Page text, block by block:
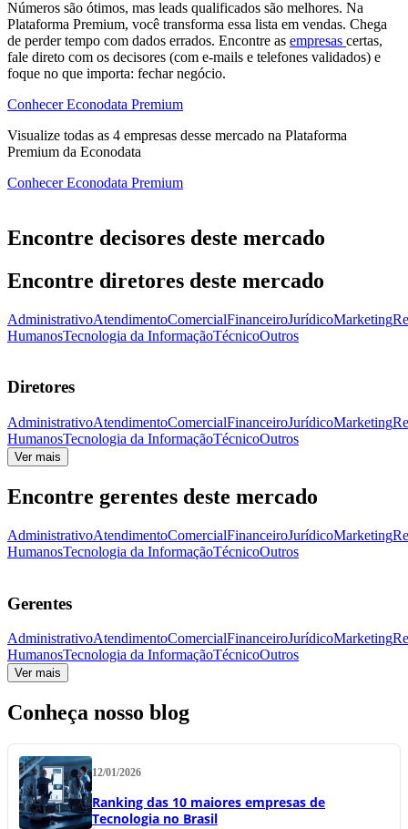
Números são ótimos, mas leads qualificados são melhores. Na
Plataforma Premium, você transforma essa lista em vendas. Chega
de perder tempo com dados errados. Encontre as empresas certas,
fale direto com os decisores (com e-mails e telefones validados) e
foque no que importa: fechar negócio.
Conhecer Econodata Premium
Visualize todas as 4 empresas desse mercado na Plataforma
Premium da Econodata
Conhecer Econodata Premium
Encontre decisores deste mercado
Encontre diretores deste mercado
AdministrativoAtendimentoComercialFinanceiroJurídicoMarketing
HumanosTecnologia da InformaçãoTécnicoOutros
Diretores
AdministrativoAtendimentoComercialFinanceiroJurídicoMarketing
HumanosTecnologia da InformaçãoTécnicoOutros
Ver mais
Encontre gerentes deste mercado
AdministrativoAtendimentoComercialFinanceiroJurídicoMarketing
HumanosTecnologia da InformaçãoTécnicoOutros
Gerentes
AdministrativoAtendimentoComercialFinanceiroJurídicoMarketing
HumanosTecnologia da InformaçãoTécnicoOutros
Ver mais
Conheça nosso blog
12/01/2026
Ranking das 10 maiores empresas de
Tecnologia no Brasil